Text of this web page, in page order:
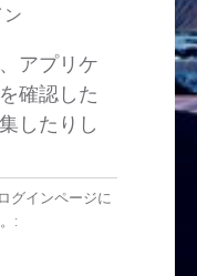
アプリケ
確認した
したりし
グインページに
: